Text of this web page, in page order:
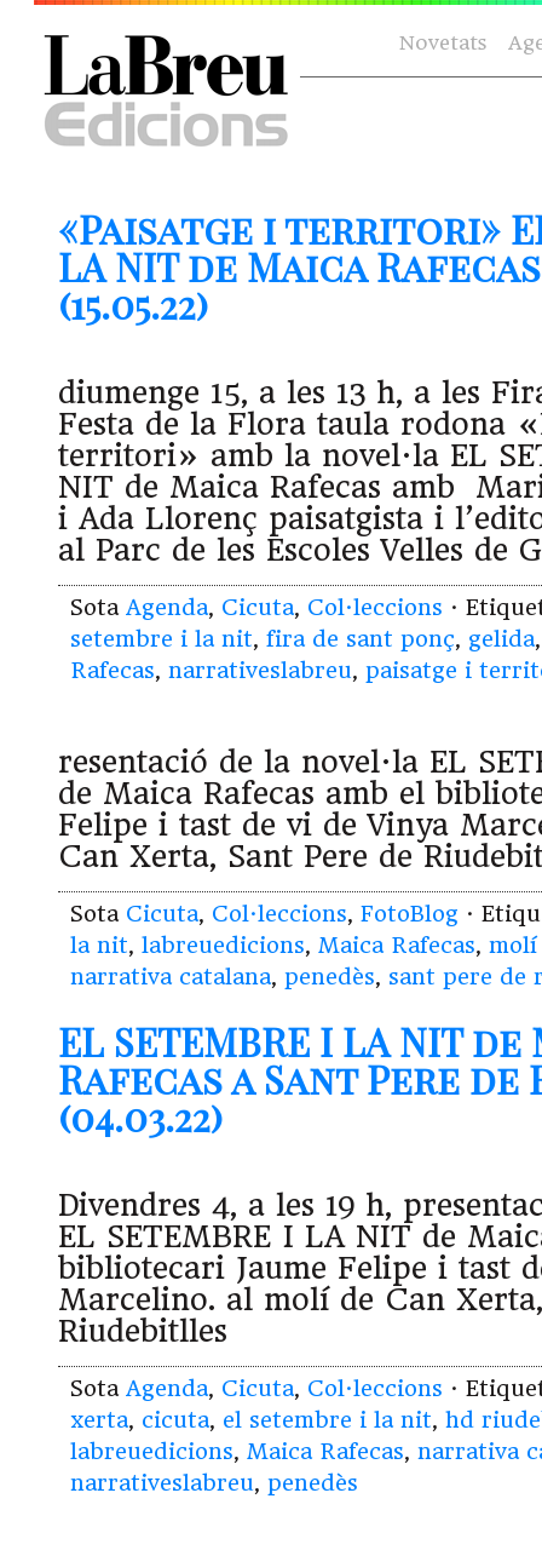
Novetats
«Paisatge i territori» EL
LA NIT de Maica
(15.05.22)
diumenge 15, a les 13 h, a les
Festa de la Flora taula rodona
territori» amb la novel·la EL
NIT de Maica Rafecas amb
i Ada Llorenç paisatgista i
al Parc de les Escoles Velles de
Sota Agenda, Cicuta, Col·leccions ·
setembre i la nit, fira de sant ponç, gelida
Rafecas, narrativeslabreu, paisatge i
resentació de la novel·la EL
de Maica Rafecas amb el
Felipe i tast de vi de Vinya
Can Xerta, Sant Pere de
Sota Cicuta, Col·leccions, FotoBlog ·
la nit, labreuedicions, Maica Rafecas, molí
narrativa catalana, penedès, sant pere de
EL SETEMBRE I LA NIT
Rafecas a Sant Pere
(04.03.22)
Divendres 4, a les 19 h,
EL SETEMBRE I LA NIT de
bibliotecari Jaume Felipe i tast
Marcelino. al molí de Can
Riudebitlles
Sota Agenda, Cicuta, Col·leccions ·
xerta, cicuta, el setembre i la nit, hd
labreuedicions, Maica Rafecas, narrativa
narrativeslabreu, penedès